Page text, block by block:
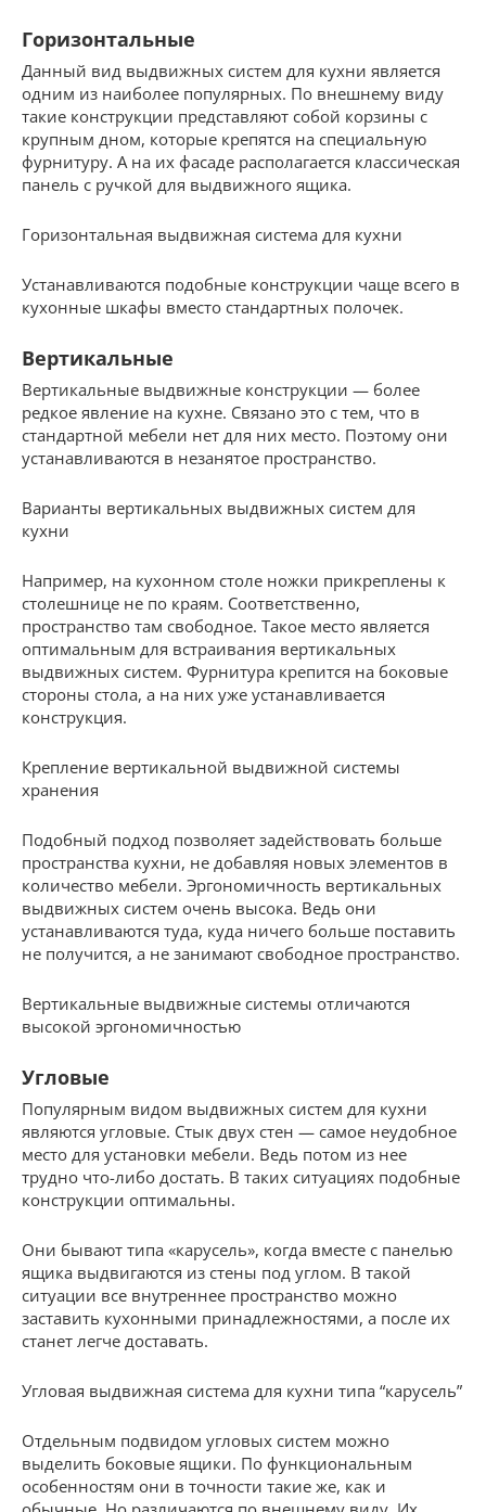
Горизонтальные
Данный вид выдвижных систем для кухни является
одним из наиболее популярных. По внешнему виду
такие конструкции представляют собой корзины с
крупным дном, которые крепятся на специальную
фурнитуру. А на их фасаде располагается классическая
панель с ручкой для выдвижного ящика.
Горизонтальная выдвижная система для кухни
Устанавливаются подобные конструкции чаще всего в
кухонные шкафы вместо стандартных полочек.
Вертикальные
Вертикальные выдвижные конструкции — более
редкое явление на кухне. Связано это с тем, что в
стандартной мебели нет для них место. Поэтому они
устанавливаются в незанятое пространство.
Варианты вертикальных выдвижных систем для
кухни
Например, на кухонном столе ножки прикреплены к
столешнице не по краям. Соответственно,
пространство там свободное. Такое место является
оптимальным для встраивания вертикальных
выдвижных систем. Фурнитура крепится на боковые
стороны стола, а на них уже устанавливается
конструкция.
Крепление вертикальной выдвижной системы
хранения
Подобный подход позволяет задействовать больше
пространства кухни, не добавляя новых элементов в
количество мебели. Эргономичность вертикальных
выдвижных систем очень высока. Ведь они
устанавливаются туда, куда ничего больше поставить
не получится, а не занимают свободное пространство.
Вертикальные выдвижные системы отличаются
высокой эргономичностью
Угловые
Популярным видом выдвижных систем для кухни
являются угловые. Стык двух стен — самое неудобное
место для установки мебели. Ведь потом из нее
трудно что-либо достать. В таких ситуациях подобные
конструкции оптимальны.
Они бывают типа «карусель», когда вместе с панелью
ящика выдвигаются из стены под углом. В такой
ситуации все внутреннее пространство можно
заставить кухонными принадлежностями, а после их
станет легче доставать.
Угловая выдвижная система для кухни типа “карусель”
Отдельным подвидом угловых систем можно
выделить боковые ящики. По функциональным
особенностям они в точности такие же, как и